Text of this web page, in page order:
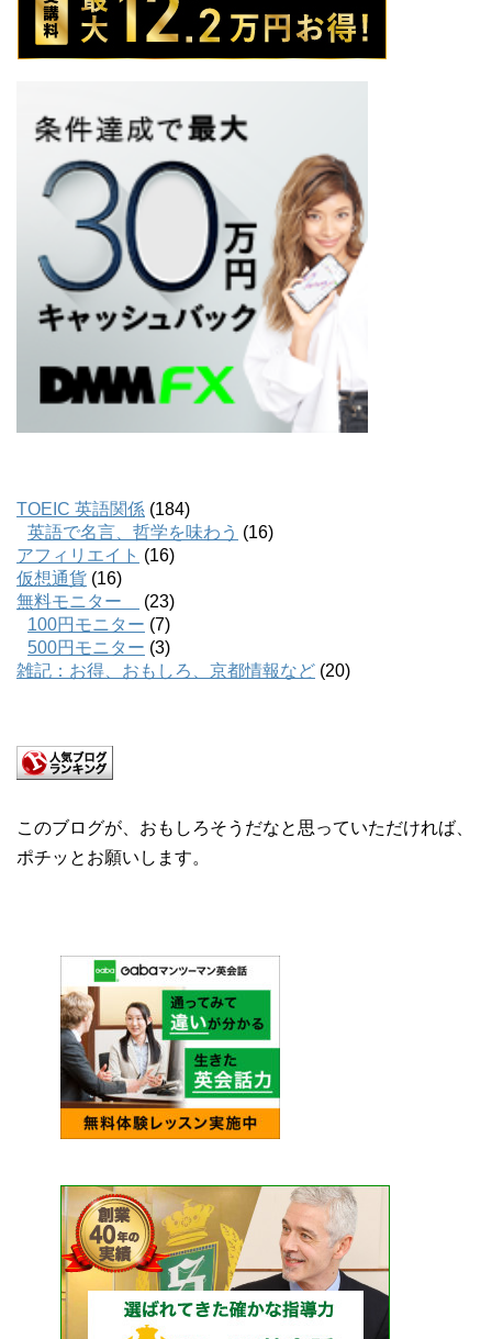
TOEIC 英語関係 (184)
英語で名言、哲学を味わう (16)
アフィリエイト (16)
仮想通貨 (16)
無料モニター
(23)
100円モニター (7)
500円モニター (3)
雑記：お得、おもしろ、京都情報など (20)
このブログが、おもしろそうだなと思っていただければ、
ポチッとお願いします。